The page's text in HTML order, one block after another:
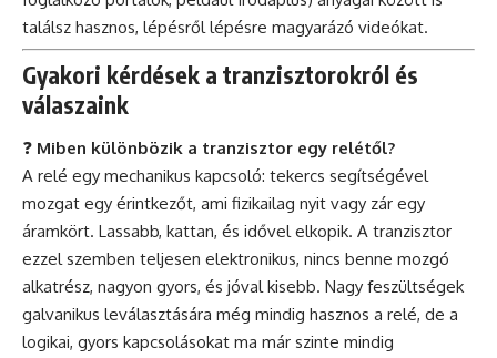
találsz hasznos, lépésről lépésre magyarázó videókat.
Gyakori kérdések a tranzisztorokról és
válaszaink
❓ Miben különbözik a tranzisztor egy relétől?
A relé egy mechanikus kapcsoló: tekercs segítségével
mozgat egy érintkezőt, ami fizikailag nyit vagy zár egy
áramkört. Lassabb, kattan, és idővel elkopik. A tranzisztor
ezzel szemben teljesen elektronikus, nincs benne mozgó
alkatrész, nagyon gyors, és jóval kisebb. Nagy feszültségek
galvanikus leválasztására még mindig hasznos a relé, de a
logikai, gyors kapcsolásokat ma már szinte mindig